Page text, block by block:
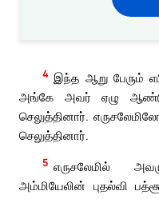
4 இந்த ஆறு பேரும்
அங்கே அவர் ஏழு
செலுத்தினார்.
செலுத்தினார்.
5 எருசலேமில்
அம்மியேலின் புதல்வி